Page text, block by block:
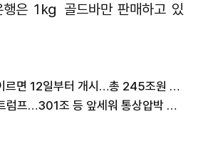
행은 1㎏ 골드바만 판매하고 있
"美, 상호관세 환급 이르면 12일부터 개시…총 245조원 규모"
상호관세 카드 잃은 트럼프…301조 등 앞세워 통상압박 의제 확대